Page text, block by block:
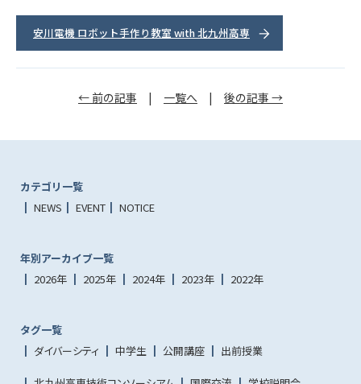
安川電機 ロボット手作り教室 with 北九州高専
← 前の記事 | 一覧へ | 後の記事 →
カテゴリ一覧
NEWS
EVENT NOTICE
年別アーカイブ一覧
2026年
2025年 2024年 2023年 2022年
タグ一覧
ダイバーシティ
中学生 公開講座 出前授業